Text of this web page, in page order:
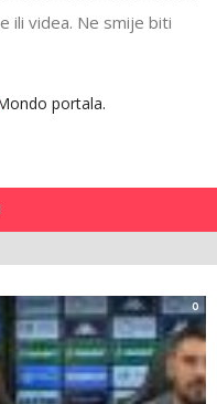
ili videa. Ne smije biti
portala.
0